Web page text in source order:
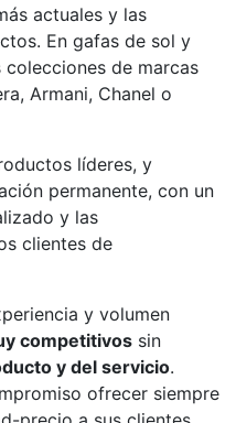
actuales y las
En gafas de sol y
de marcas
Armani, Chanel o
líderes, y
permanente, con un
y las
clientes de
y volumen
competitivos sin
y del servicio.
ofrecer siempre